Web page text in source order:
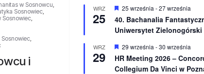
w Sosnowcu
Sosnowiec,
Sosnowiec,
,
i
n
e
WRZ
25
W
r
ó
n
i
o
n
25 września -27 września
40. Bachanalia
Uniwersytet Zielonogórski
WRZ
29
W
y
r
ó
29 września -30 września
HR Meeting 2026 –
Collegium Da Vinci w